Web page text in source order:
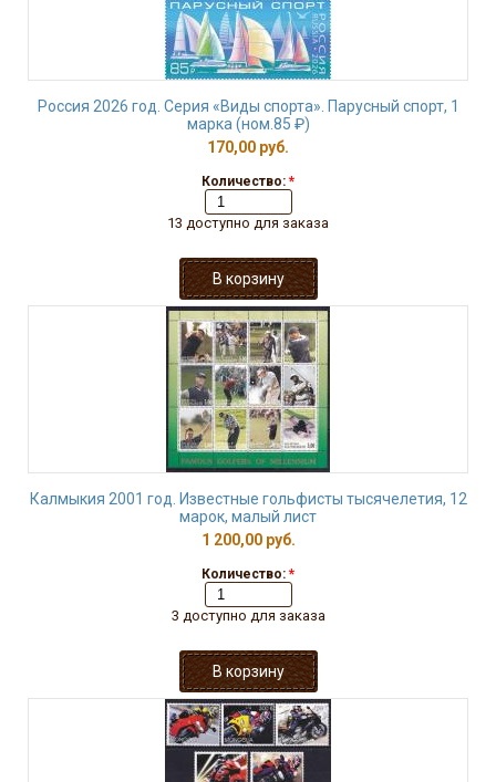
Россия 2026 год. Серия «Виды спорта». Парусный спорт, 1
марка (ном.85 ₽)
170,00 руб.
Количество: *
13 доступно для заказа
Калмыкия 2001 год. Известные гольфисты тысячелетия, 12
марок, малый лист
1 200,00 руб.
Количество: *
3 доступно для заказа